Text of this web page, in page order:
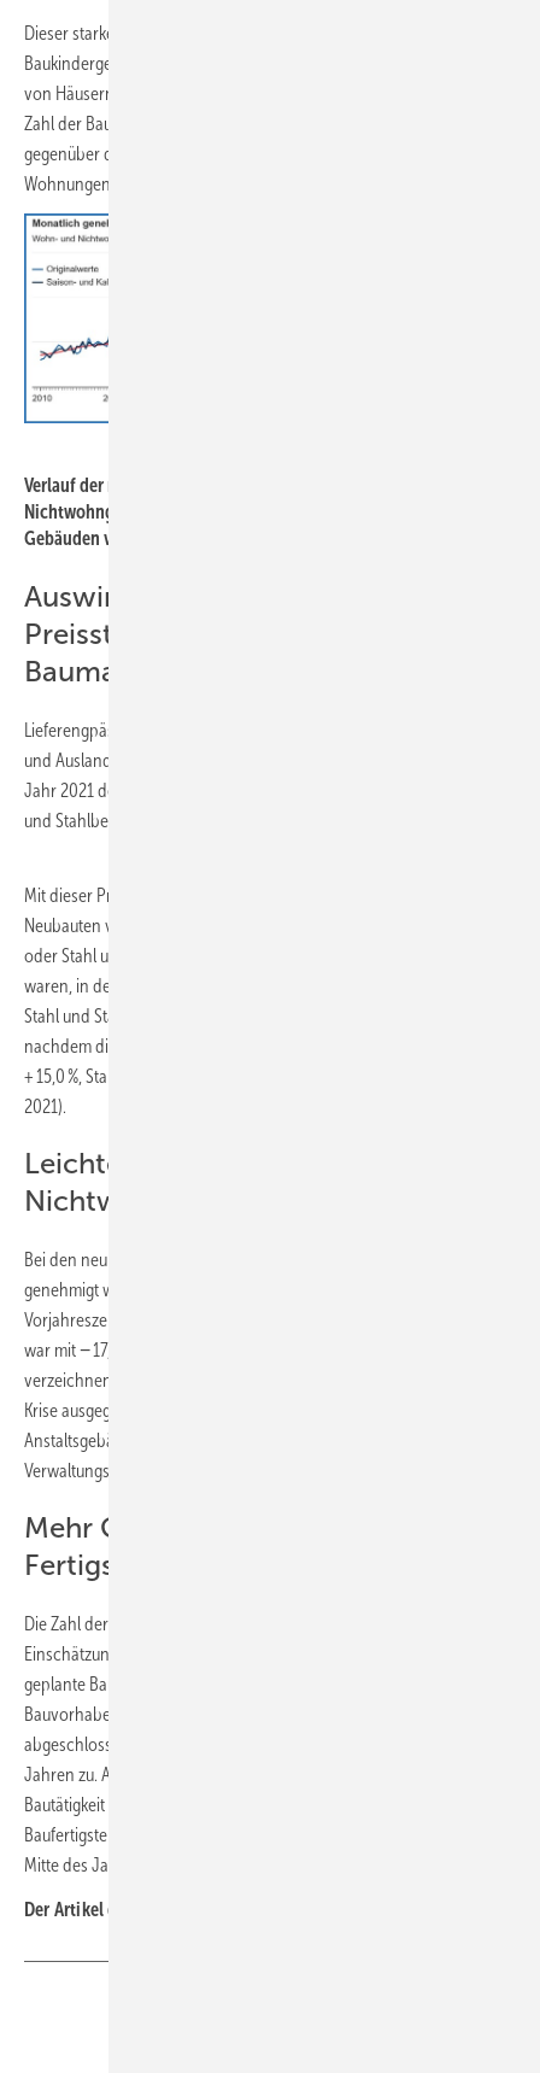
Dieser starke Anstieg dürfte zum Teil auf das Auslaufen des
Baukindergeldes im 1. Quartal 2021 und auf das Ende der Förderung
von Häusern der Energieeffizienz-Stufe 55 zurückzuführen sein. Die
Zahl der Baugenehmigungen für Einfamilienhäuser stieg im Jahr 2021
gegenüber dem Vorjahr um 0,9 % und Zahl der neu genehmigten
Wohnungen in Mehrfamilienhäusern um 2,2 %.
Verlauf der monatlich genehmigten Wohnungen in Wohn- und
Nichtwohngebäuden inklusive Baumaßnahmen an bestehenden
Gebäuden von 2010 bis Dezember 2021.
Auswirkungen durch
Preissteigerungen bei
Baumaterialien
Lieferengpässe, Rohstoffknappheit und eine erhöhte Nachfrage im In-
und Ausland haben sich auf den Bausektor ausgewirkt. Bauen ist im
Jahr 2021 deutlich teurer geworden. Die Preise für Holz sowie Stahl
und Stahlbeton haben sich im Laufe des Jahres 2021 enorm verteuert.
Mit dieser Preisentwicklung ging die Zahl der Baugenehmigungen für
Neubauten von Wohn- und Nichtwohngebäuden, bei denen Holz
oder Stahl und Stahlbeton die vorwiegend verwendeten Baustoffe
waren, in der zweiten Jahreshälfte 2021 zurück (bei Holz − 2,6 %, bei
Stahl und Stahlbeton − 9,8 % im Vergleich zum 2. Halbjahr 2021),
nachdem die Zahlen bis zur Jahresmitte angestiegen waren (Holz
+ 15,0 %, Stahl und Stahlbeton + 32,6 % im Vergleich zum 1. Halbjahr
2021).
Leichtes Plus bei
Nichtwohngebäuden
Bei den neu zu errichtenden Nichtwohngebäuden, die im Jahr 2021
genehmigt wurden, erhöhte sich der umbaute Raum gegenüber dem
Vorjahreszeitraum um 0,4 % auf 235,4 Mio. m
war mit − 17,1 % bei Hotels und Gaststätten auf 4,67 Mio. m
verzeichnen. Hier kann von einem Zusammenhang mit der Corona-
Krise ausgegangen werden. Den stärksten Zuwachs gab es bei
Anstaltsgebäude mit + 52,1 % auf 7,78 Mio. m
Verwaltungsgebäuden mit +18,3 % auf 23,31 Mio. m
Mehr Genehmigungen als
Fertigstellungen
Die Zahl der Baugenehmigungen ist ein wichtiger Frühindikator zur
Einschätzung der zukünftigen Bauaktivität, da Baugenehmigungen
geplante Bauvorhaben darstellen. Allerdings nimmt die Zahl der
Bauvorhaben, die zwar genehmigt, aber noch nicht begonnen oder
abgeschlossen wurden (der sogenannte Bauüberhang), seit einigen
Jahren zu. Aufschluss über die tatsächliche Entwicklung der
Bautätigkeit im Jahr 2021 gibt daher erst die Zahl der
Baufertigstellungen, die das Statistische Bundesamt voraussichtlich
Mitte des Jahres 2022 veröffentlicht. ■
Der Artikel gehört zur